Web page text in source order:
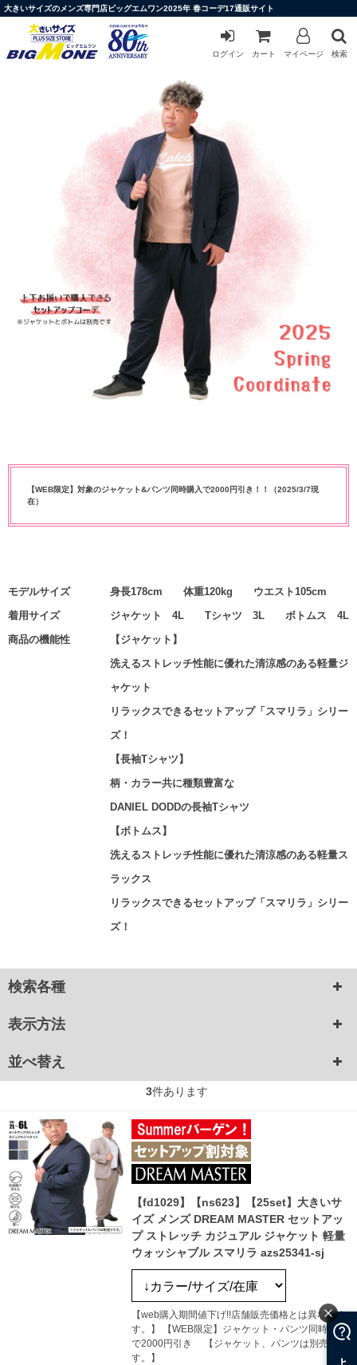
大きいサイズのメンズ専門店ビッグエムワン2025年 春コーデ17通販サイト
ログイン カート マイページ 検索
【WEB限定】対象のジャケット&パンツ同時購入で2000円引き！！（2025/3/7現
在）
モデルサイズ
身長178cm 体重120kg ウエスト105cm
着用サイズ
ジャケット 4L Tシャツ 3L ボトムス 4L
商品の機能性
【ジャケット】
洗えるストレッチ性能に優れた清涼感のある軽量ジ
ャケット
リラックスできるセットアップ「スマリラ」シリー
ズ！
【長袖Tシャツ】
柄・カラー共に種類豊富な
DANIEL DODDの長袖Tシャツ
【ボトムス】
洗えるストレッチ性能に優れた清涼感のある軽量ス
ラックス
リラックスできるセットアップ「スマリラ」シリー
ズ！
検索各種
表示方法
並べ替え
3件あります
【fd1029】【ns623】【25set】大きいサ
イズ メンズ DREAM MASTER セットアッ
プ ストレッチ カジュアル ジャケット 軽量
ウォッシャブル スマリラ azs25341-sj
【web購入期間値下げ!!店舗販売価格とは異なりま
す。】 【WEB限定】ジャケット・パンツ同時購入
で2000円引き 【ジャケット、パンツは別売りで
す。】